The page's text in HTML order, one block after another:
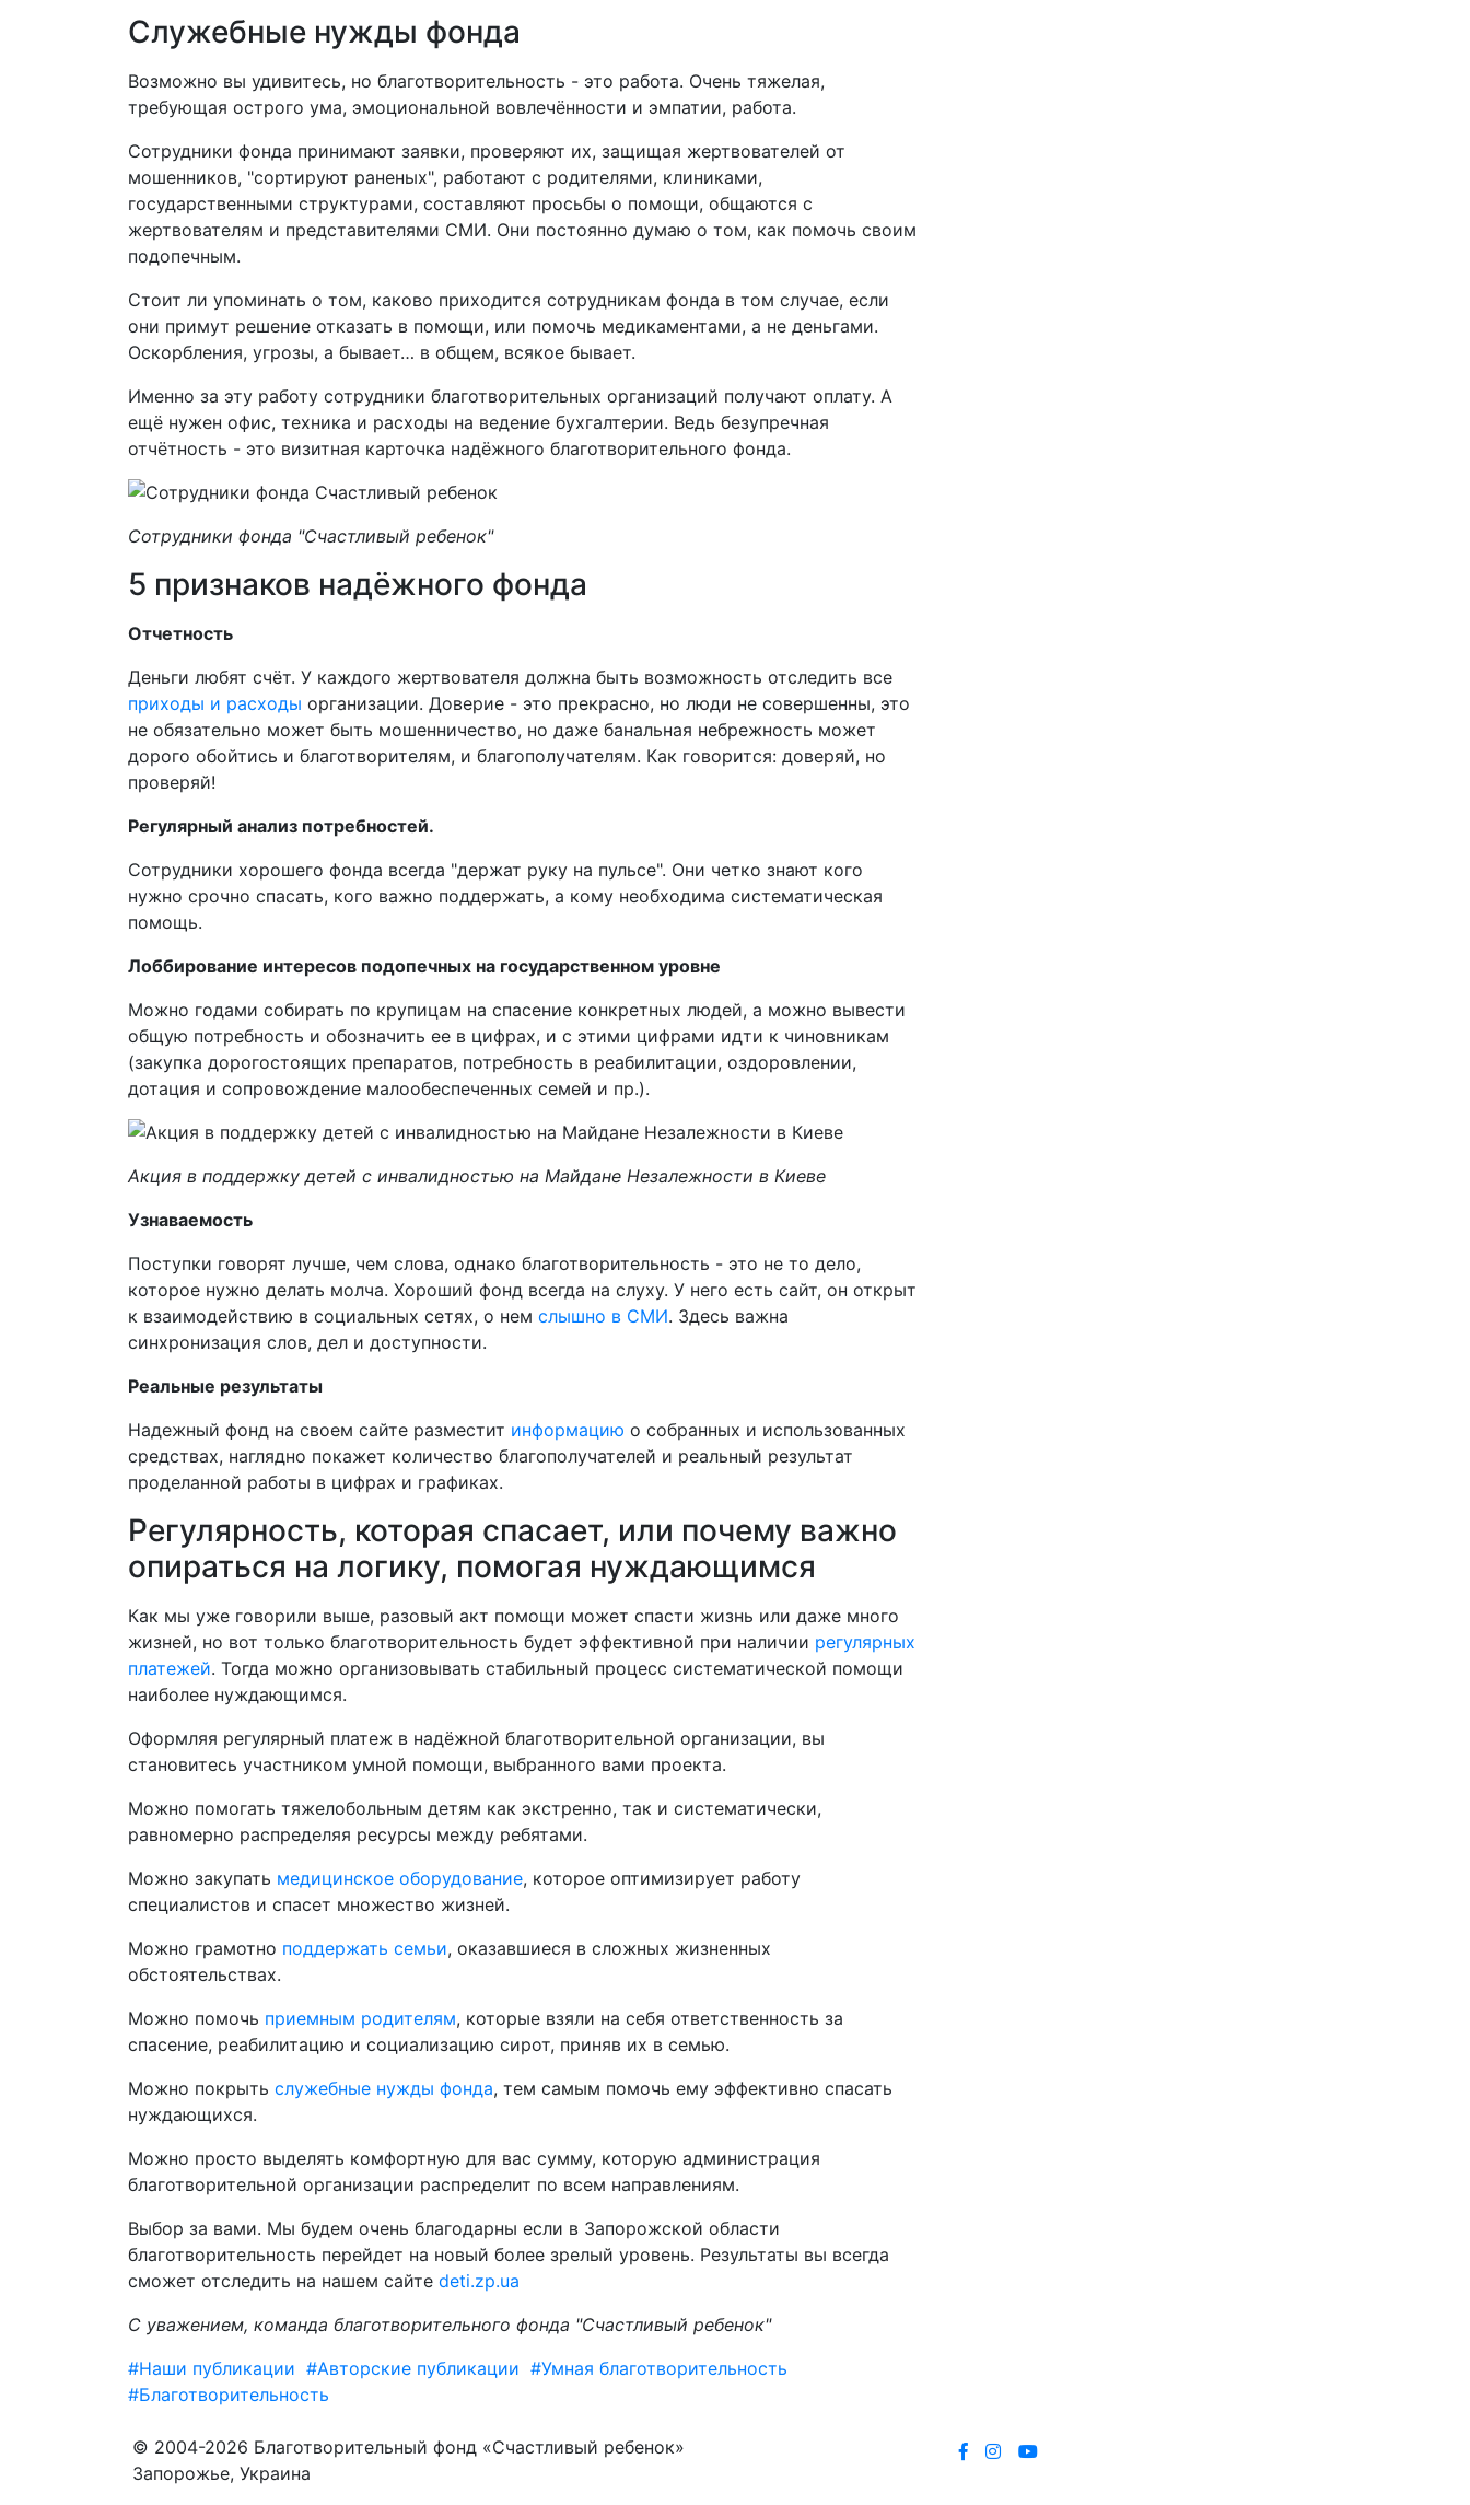
Служебные нужды фонда
Возможно вы удивитесь, но благотворительность - это работа. Очень тяжелая,
требующая острого ума, эмоциональной вовлечённости и эмпатии, работа.
Сотрудники фонда принимают заявки, проверяют их, защищая жертвователей от
мошенников, "сортируют раненых", работают с родителями, клиниками,
государственными структурами, составляют просьбы о помощи, общаются с
жертвователям и представителями СМИ. Они постоянно думаю о том, как помочь своим
подопечным.
Стоит ли упоминать о том, каково приходится сотрудникам фонда в том случае, если
они примут решение отказать в помощи, или помочь медикаментами, а не деньгами.
Оскорбления, угрозы, а бывает… в общем, всякое бывает.
Именно за эту работу сотрудники благотворительных организаций получают оплату. А
ещё нужен офис, техника и расходы на ведение бухгалтерии. Ведь безупречная
отчётность - это визитная карточка надёжного благотворительного фонда.
Сотрудники фонда "Счастливый ребенок"
5 признаков надёжного фонда
Отчетность
Деньги любят счёт. У каждого жертвователя должна быть возможность отследить все
приходы и расходы организации. Доверие - это прекрасно, но люди не совершенны, это
не обязательно может быть мошенничество, но даже банальная небрежность может
дорого обойтись и благотворителям, и благополучателям. Как говорится: доверяй, но
проверяй!
Регулярный анализ потребностей.
Сотрудники хорошего фонда всегда "держат руку на пульсе". Они четко знают кого
нужно срочно спасать, кого важно поддержать, а кому необходима систематическая
помощь.
Лоббирование интересов подопечных на государственном уровне
Можно годами собирать по крупицам на спасение конкретных людей, а можно вывести
общую потребность и обозначить ее в цифрах, и с этими цифрами идти к чиновникам
(закупка дорогостоящих препаратов, потребность в реабилитации, оздоровлении,
дотация и сопровождение малообеспеченных семей и пр.).
Акция в поддержку детей с инвалидностью на Майдане Незалежности в Киеве
Узнаваемость
Поступки говорят лучше, чем слова, однако благотворительность - это не то дело,
которое нужно делать молча. Хороший фонд всегда на слуху. У него есть сайт, он открыт
к взаимодействию в социальных сетях, о нем слышно в СМИ. Здесь важна
синхронизация слов, дел и доступности.
Реальные результаты
Надежный фонд на своем сайте разместит информацию о собранных и использованных
средствах, наглядно покажет количество благополучателей и реальный результат
проделанной работы в цифрах и графиках.
Регулярность, которая спасает, или почему важно
опираться на логику, помогая нуждающимся
Как мы уже говорили выше, разовый акт помощи может спасти жизнь или даже много
жизней, но вот только благотворительность будет эффективной при наличии регулярных
платежей. Тогда можно организовывать стабильный процесс систематической помощи
наиболее нуждающимся.
Оформляя регулярный платеж в надёжной благотворительной организации, вы
становитесь участником умной помощи, выбранного вами проекта.
Можно помогать тяжелобольным детям как экстренно, так и систематически,
равномерно распределяя ресурсы между ребятами.
Можно закупать медицинское оборудование, которое оптимизирует работу
специалистов и спасет множество жизней.
Можно грамотно поддержать семьи, оказавшиеся в сложных жизненных
обстоятельствах.
Можно помочь приемным родителям, которые взяли на себя ответственность за
спасение, реабилитацию и социализацию сирот, приняв их в семью.
Можно покрыть служебные нужды фонда, тем самым помочь ему эффективно спасать
нуждающихся.
Можно просто выделять комфортную для вас сумму, которую администрация
благотворительной организации распределит по всем направлениям.
Выбор за вами. Мы будем очень благодарны если в Запорожской области
благотворительность перейдет на новый более зрелый уровень. Результаты вы всегда
сможет отследить на нашем сайте deti.zp.ua
С уважением, команда благотворительного фонда "Счастливый ребенок"
#Наши публикации #Авторские публикации #Умная благотворительность
#Благотворительность
© 2004-2026 Благотворительный фонд «Счастливый ребенок»
Запорожье, Украина